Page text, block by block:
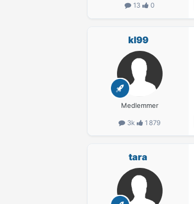
13 0
kl99
Medlemmer
3k 1 879
tara